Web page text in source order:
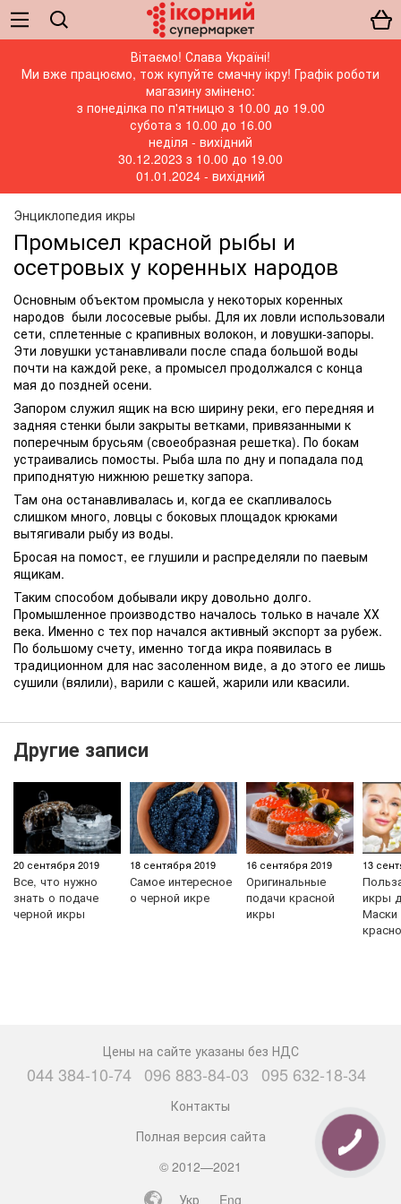
Вітаємо! Слава Україні!
Ми вже працюємо, тож купуйте смачну ікру! Графік роботи
магазину змінено:
з понеділка по п'ятницю з 10.00 до 19.00
субота з 10.00 до 16.00
неділя - вихідний
30.12.2023 з 10.00 до 19.00
01.01.2024 - вихідний
Энциклопедия икры
Промысел красной рыбы и
осетровых у коренных народов
Основным объектом промысла у некоторых коренных
народов были лососевые рыбы. Для их ловли использовали
сети, сплетенные с крапивных волокон, и ловушки-запоры.
Эти ловушки устанавливали после спада большой воды
почти на каждой реке, а промысел продолжался с конца
мая до поздней осени.
Запором служил ящик на всю ширину реки, его передняя и
задняя стенки были закрыты ветками, привязанными к
поперечным брусьям (своеобразная решетка). По бокам
устраивались помосты. Рыба шла по дну и попадала под
приподнятую нижнюю решетку запора.
Там она останавливалась и, когда ее скапливалось
слишком много, ловцы с боковых площадок крюками
вытягивали рыбу из воды.
Бросая на помост, ее глушили и распределяли по паевым
ящикам.
Таким способом добывали икру довольно долго.
Промышленное производство началось только в начале ХХ
века. Именно с тех пор начался активный экспорт за рубеж.
По большому счету, именно тогда икра появилась в
традиционном для нас засоленном виде, а до этого ее лишь
сушили (вялили), варили с кашей, жарили или квасили.
Другие записи
20 сентября 2019
Все, что нужно
знать о подаче
черной икры
18 сентября 2019
Самое интересное
о черной икре
16 сентября 2019
Оригинальные
подачи красной
икры
13
икры
Маски
Цены на сайте указаны без НДС
044 384-10-74 096 883-84-03 095 632-18-34
Контакты
Полная версия сайта
© 2012—2021
Укр
Eng